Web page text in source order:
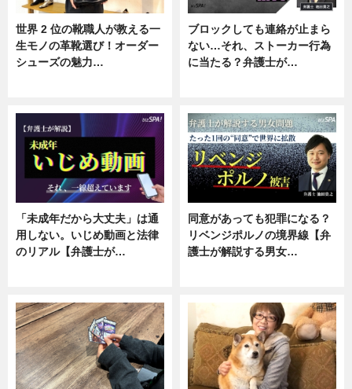
世界 2 位の靴職人が教える一
生モノの革靴選び！オーダー
シューズの魅力…
ブロックしても連絡が止まら
ない…それ、ストーカー行為
に当たる？弁護士が…
「未成年だから大丈夫」は通
用しない。いじめ動画と法律
のリアル【弁護士が…
同意があっても犯罪になる？
リベンジポルノの境界線【弁
護士が解説する男女…